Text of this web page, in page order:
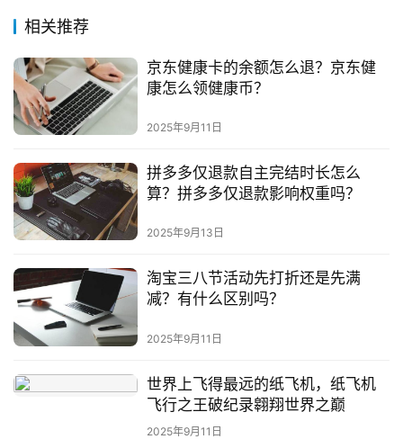
广
私
域
社
群
问
答
社
相关推荐
京东健康卡的余额怎么退？京东健
康怎么领健康币？
2025年9月11日
拼多多仅退款自主完结时长怎么
算？拼多多仅退款影响权重吗？
2025年9月13日
淘宝三八节活动先打折还是先满
减？有什么区别吗？
2025年9月11日
世界上飞得最远的纸飞机，纸飞机
飞行之王破纪录翱翔世界之巅
2025年9月11日